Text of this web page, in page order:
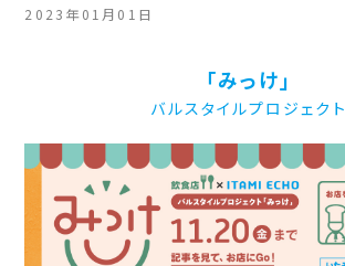
2023年01月01日
「みっけ」
バルスタイルプロジェクト